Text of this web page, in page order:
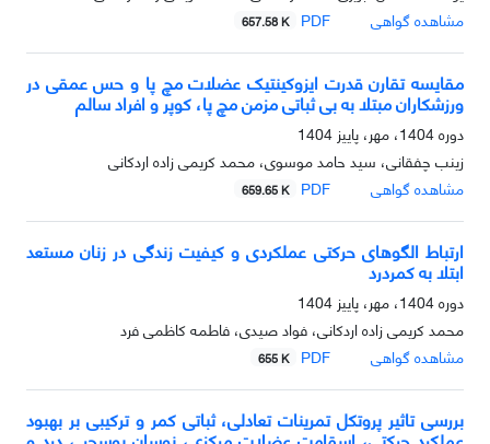
مشاهده گواهی
PDF
657.58 K
مقایسه تقارن قدرت ایزوکینتیک عضلات مچ پا و حس عمقی در
ورزشکاران مبتلا به بی ثباتی مزمن مچ پا، کوپر و افراد سالم
دوره 1404، مهر، پاییز 1404
زینب چفقانی، سید حامد موسوی، محمد کریمی زاده اردکانی
مشاهده گواهی
PDF
659.65 K
ارتباط الگوهای حرکتی عملکردی و کیفیت زندگی در زنان مستعد
ابتلا به کمردرد
دوره 1404، مهر، پاییز 1404
محمد کریمی زاده اردکانی، فواد صیدی، فاطمه کاظمی فرد
مشاهده گواهی
PDF
655 K
بررسی تاثیر پروتکل تمرینات تعادلی، ثباتی کمر و ترکیبی بر بهبود